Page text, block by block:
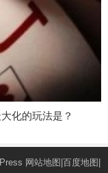
化的玩法是？
网站地图|百度地图|